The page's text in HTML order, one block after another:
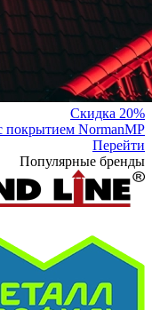
Скидка 20%
покрытием NormanMP
Перейти
Популярные бренды